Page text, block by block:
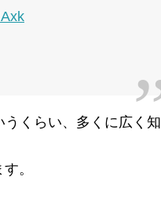
くらい、多くに広く知
。